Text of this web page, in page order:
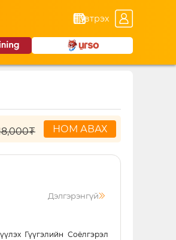
Нэвтрэх
НОМ АВАХ
Дэлгэрэнгүй
Гүүгэлийн Соёлгэрэл